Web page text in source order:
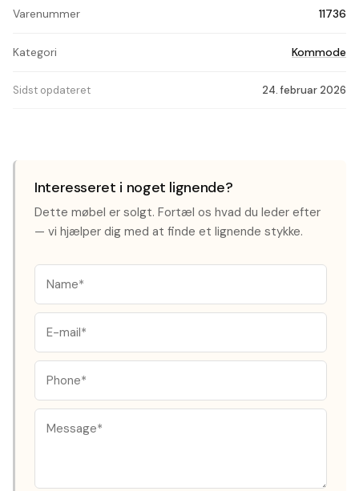
Varenummer 11736
Kategori Kommode
Sidst opdateret 24. februar 2026
Interesseret i noget lignende?
Dette møbel er solgt. Fortæl os hvad du leder efter
— vi hjælper dig med at finde et lignende stykke.